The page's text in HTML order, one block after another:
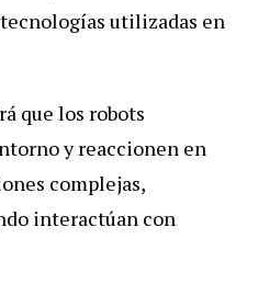
utilizadas en
que los robots
y reaccionen en
complejas,
interactúan con